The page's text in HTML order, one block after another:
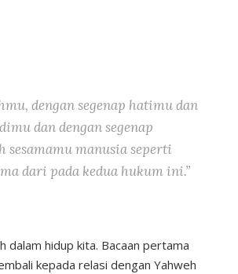
dengan segenap hatimu dan
dan dengan segenap
sesamamu manusia seperti
dari pada kedua hukum ini.”
dalam hidup kita. Bacaan pertama
kepada relasi dengan Yahweh